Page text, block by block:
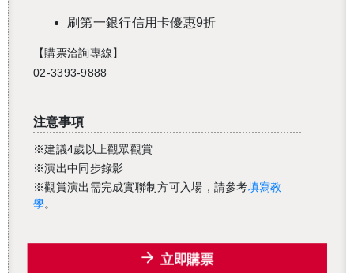
刷第一銀行信用卡優惠9折
【購票洽詢專線】
02-3393-9888
注意事項
※建議4歲以上觀眾觀賞
※演出中同步錄影
※觀賞演出需完成實聯制方可入場，請參考填寫教
學。
立即購票